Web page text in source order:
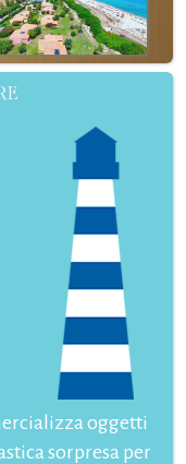
oggetti
sorpresa per